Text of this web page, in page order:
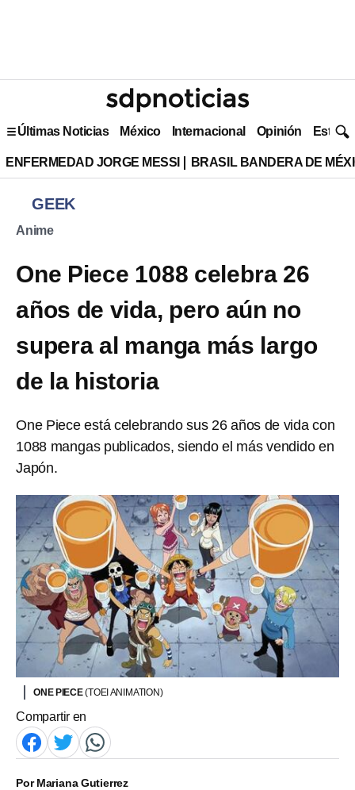
Últimas Noticias México Internacional Opinión Estilo
ENFERMEDAD JORGE MESSI BRASIL BANDERA DE
GEEK
Anime
One Piece 1088 celebra 26
años de vida, pero aún no
supera al manga más largo
de la historia
One Piece está celebrando sus 26 años de vida con
1088 mangas publicados, siendo el más vendido en
Japón.
ONE PIECE(TOEI ANIMATION)
Compartir en
PorMariana Gutierrez